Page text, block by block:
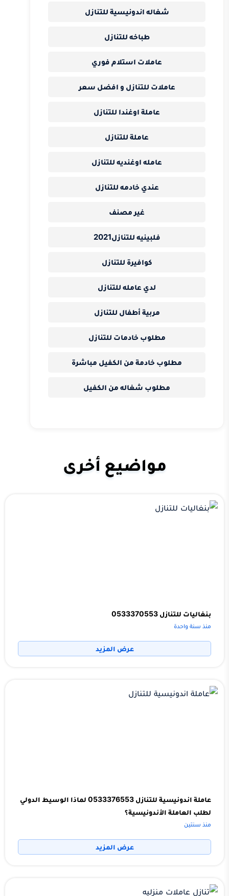
شغاله اندونيسية للتنازل
طباخه للتنازل
عاملات استلام فوري
عاملات للتنازل و افضل سعر
عاملة اوغندا للتنازل
عاملة للتنازل
عامله اوغنديه للتنازل
عندي خادمه للتنازل
غير مصنف
فلبينيه للتنازل2021
كوافيرة للتنازل
لدي عامله للتنازل
مربية أطفال للتنازل
مطلوب خادمات للتنازل
مطلوب خادمة من الكفيل مباشرة
مطلوب شغاله من الكفيل
مواضيع أخرى
بنغاليات للتنازل 0533370553
منذ سنة واحدة
عرض المزيد
عاملة اندونيسية للتنازل 0533376553 لماذا الوسيط الدولي
لطلب العاملة الأندونيسية؟
منذ سنتين
عرض المزيد